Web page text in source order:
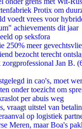
Protix om
voedt vrees voor
achievements dit jaar
op seksfora
250% meer
bezocht terecht
Jan B.
in cao's, moet
onder toezicht om
per abuis weg
vraagt uitstel van
op logistiek
Meren, maar Boa's